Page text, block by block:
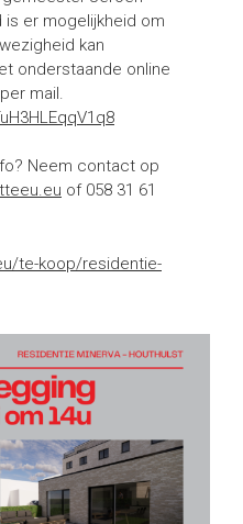
is er mogelijkheid om
kan
onderstaande online
mail.
Neem contact op
of 058 31 61
te-koop/residentie-